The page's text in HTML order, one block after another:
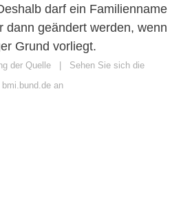
darf ein Familienname
dann geändert werden, wenn
Grund vorliegt.
der Quelle
Sehen Sie sich die
an